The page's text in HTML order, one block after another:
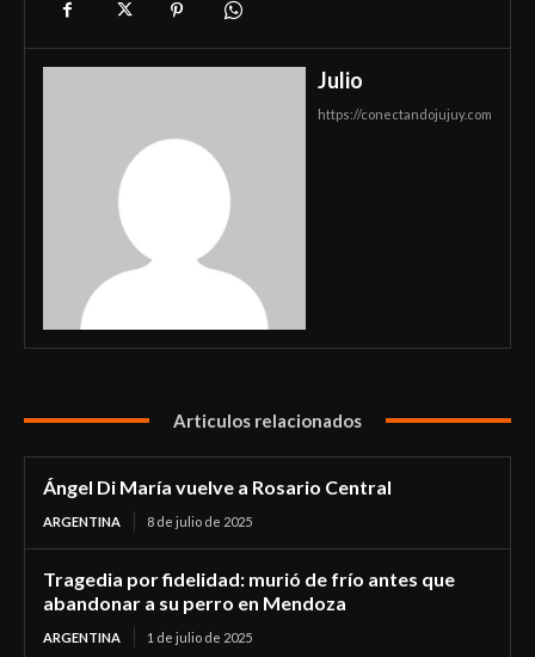
Julio
https://conectandojujuy.com
Articulos relacionados
Ángel Di María vuelve a Rosario Central
ARGENTINA 8 de julio de 2025
Tragedia por fidelidad: murió de frío antes que
abandonar a su perro en Mendoza
ARGENTINA 1 de julio de 2025